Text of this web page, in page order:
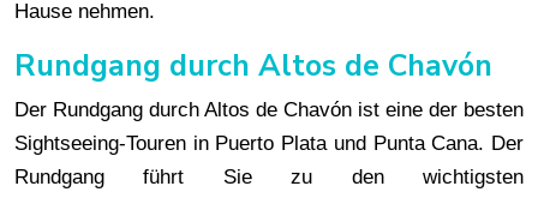
Hause nehmen.
Rundgang durch Altos de Chavón
Der Rundgang durch Altos de Chavón ist eine der besten
Sightseeing-Touren in Puerto Plata und Punta Cana. Der
Rundgang führt Sie zu den wichtigsten